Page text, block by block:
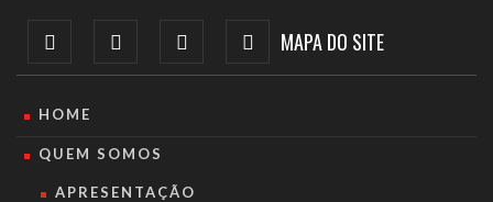
MAPA DO SITE
HOME
QUEM SOMOS
APRESENTAÇÃO